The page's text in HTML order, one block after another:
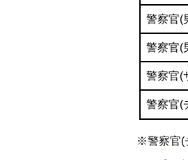
警察官(
警察官(
警察官(
警察官(
※警察官(